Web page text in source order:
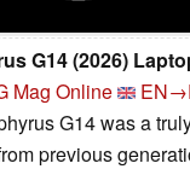
G14 (2026)
Mag Online
G14 was a
previous